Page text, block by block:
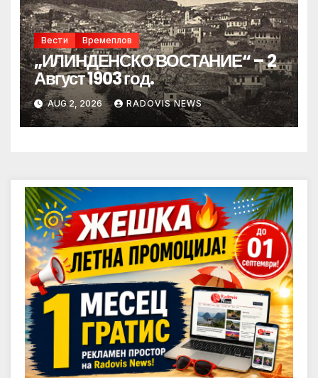
Вести Времеплов
„ИЛИНДЕНСКО ВОСТАНИЕ“ – 2
Август 1903 год.
AUG 2, 2026 RADOVIS NEWS